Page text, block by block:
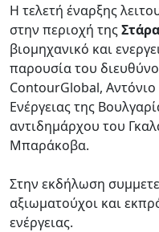
Η τελετή έναρξης
στην περιοχή της
βιομηχανικό και
παρουσία του
ContourGlobal,
Ενέργειας της
αντιδημάρχου του
Μπαράκοβα.
Στην εκδήλωση
αξιωματούχοι και
ενέργειας.